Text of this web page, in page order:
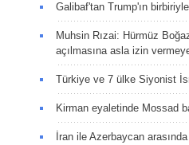
Galibaf'tan Trump'ın
Muhsin Rızai: Hürmüz
açılmasına asla izin
Türkiye ve 7 ülke Siyonist
Kirman eyaletinde Mossad
İran ile Azerbaycan